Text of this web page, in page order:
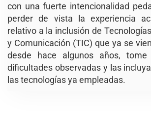
con una fuerte intencionalidad
perder de vista la experiencia
relativo a la inclusión de
y Comunicación (TIC) que ya se
desde hace algunos años,
dificultades observadas y las
las tecnologías ya empleadas.